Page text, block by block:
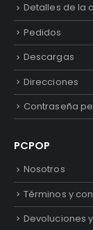
Detalles de la
Pedidos
Descargas
Direcciones
Contraseña
PCPOP
Nosotros
Términos y
Devoluciones